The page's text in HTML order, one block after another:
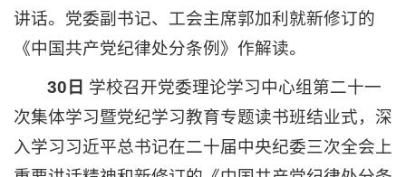
讲话。党委副书记、工会主席郭加利就新修订的
《中国共产党纪律处分条例》作解读。
30日 学校召开党委理论学习中心组第二十一
次集体学习暨党纪学习教育专题读书班结业式，深
入学习习近平总书记在二十届中央纪委三次全会上